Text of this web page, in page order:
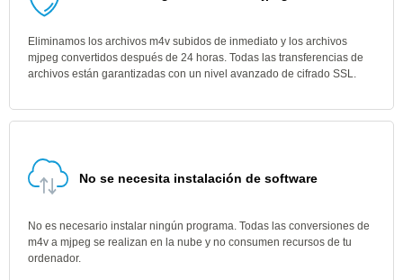
Eliminamos los archivos m4v subidos de inmediato y los archivos
mjpeg convertidos después de 24 horas. Todas las transferencias de
archivos están garantizadas con un nivel avanzado de cifrado SSL.
No se necesita instalación de software
No es necesario instalar ningún programa. Todas las conversiones de
m4v a mjpeg se realizan en la nube y no consumen recursos de tu
ordenador.